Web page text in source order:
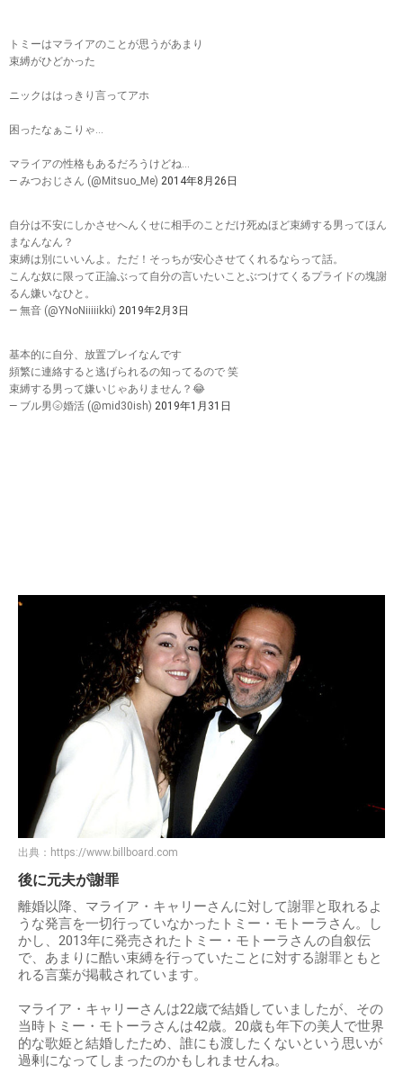
トミーはマライアのことが思うがあまり
束縛がひどかった
ニックははっきり言ってアホ
困ったなぁこりゃ…
マライアの性格もあるだろうけどね…
— みつおじさん (@Mitsuo_Me) 2014年8月26日
自分は不安にしかさせへんくせに相手のことだけ死ぬほど束縛する男ってほん
まなんなん？
束縛は別にいいんよ。ただ！そっちが安心させてくれるならって話。
こんな奴に限って正論ぶって自分の言いたいことぶつけてくるプライドの塊謝
るん嫌いなひと。
— 無音 (@YNoNiiiiikki) 2019年2月3日
基本的に自分、放置プレイなんです
頻繁に連絡すると逃げられるの知ってるので 笑
束縛する男って嫌いじゃありません？😂
— ブル男🌝婚活 (@mid30ish) 2019年1月31日
出典： https://www.billboard.com
後に元夫が謝罪
離婚以降、マライア・キャリーさんに対して謝罪と取れるよ
うな発言を一切行っていなかったトミー・モトーラさん。し
かし、2013年に発売されたトミー・モトーラさんの自叙伝
で、あまりに酷い束縛を行っていたことに対する謝罪ともと
れる言葉が掲載されています。
マライア・キャリーさんは22歳で結婚していましたが、その
当時トミー・モトーラさんは42歳。20歳も年下の美人で世界
的な歌姫と結婚したため、誰にも渡したくないという思いが
過剰になってしまったのかもしれませんね。